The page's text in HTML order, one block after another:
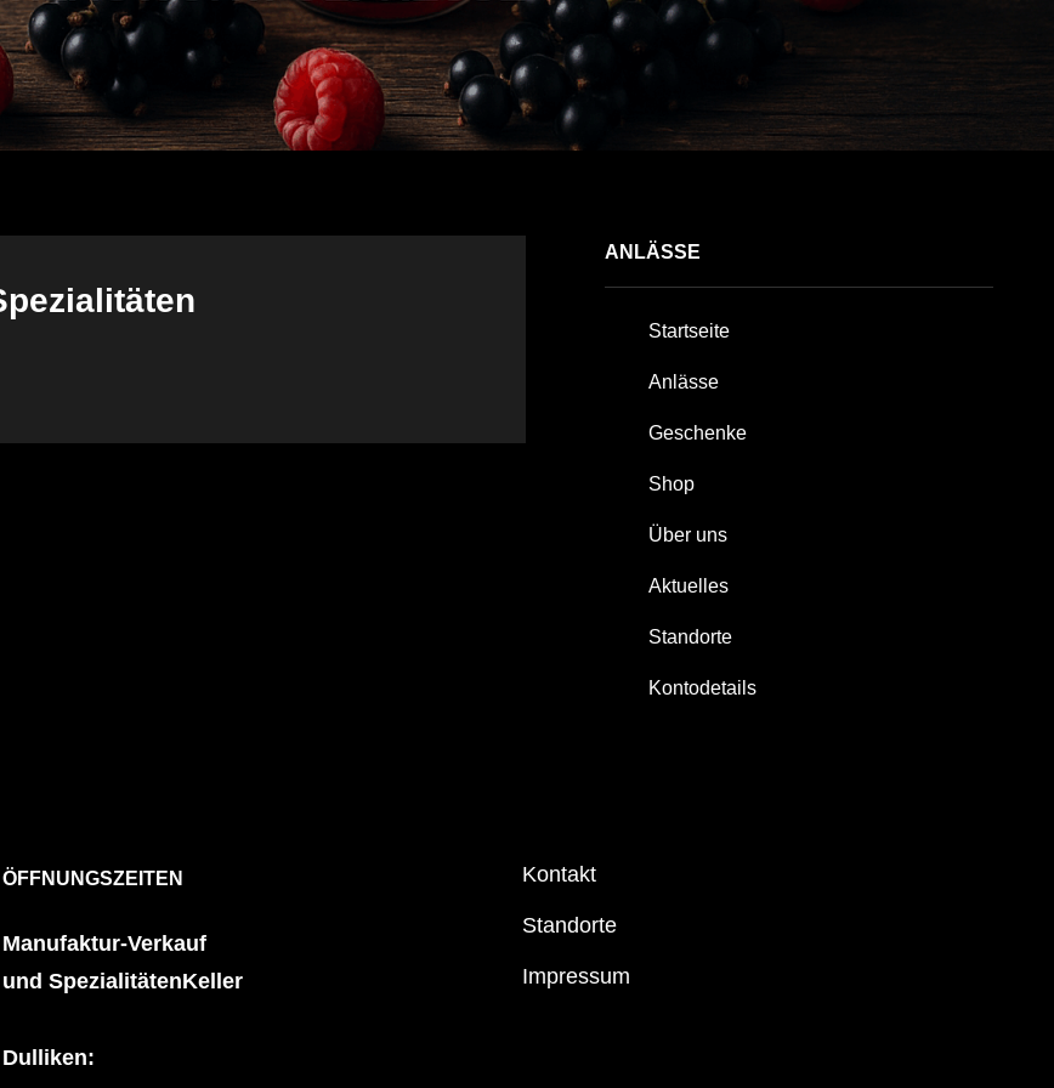
ANLÄSSE
Startseite
Anlässe
Geschenke
Shop
Über uns
Aktuelles
Standorte
Kontodetails
ÖFFNUNGSZEITEN
Manufaktur-Verkauf
und SpezialitätenKeller
Dulliken:
Kontakt
Standorte
Impressum